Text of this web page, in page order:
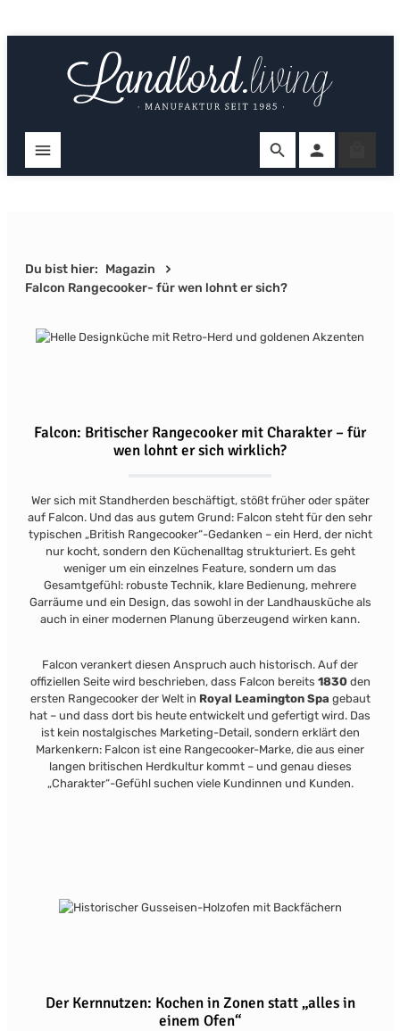
Du bist hier: Magazin
Falcon Rangecooker- für wen lohnt er sich?
Falcon: Britischer Rangecooker mit Charakter – für
wen lohnt er sich wirklich?
Wer sich mit Standherden beschäftigt, stößt früher oder später
auf Falcon. Und das aus gutem Grund: Falcon steht für den sehr
typischen „British Rangecooker“-Gedanken – ein Herd, der nicht
nur kocht, sondern den Küchenalltag strukturiert. Es geht
weniger um ein einzelnes Feature, sondern um das
Gesamtgefühl: robuste Technik, klare Bedienung, mehrere
Garräume und ein Design, das sowohl in der Landhausküche als
auch in einer modernen Planung überzeugend wirken kann.
Falcon verankert diesen Anspruch auch historisch. Auf der
offiziellen Seite wird beschrieben, dass Falcon bereits 1830den
ersten Rangecooker der Welt in Royal Leamington Spa gebaut
hat – und dass dort bis heute entwickelt und gefertigt wird. Das
ist kein nostalgisches Marketing-Detail, sondern erklärt den
Markenkern: Falcon ist eine Rangecooker-Marke, die aus einer
langen britischen Herdkultur kommt – und genau dieses
„Charakter“-Gefühl suchen viele Kundinnen und Kunden.
Der Kernnutzen: Kochen in Zonen statt „alles in
einem Ofen“